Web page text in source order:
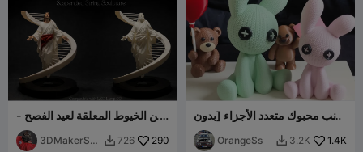
فن الخيوط المعلقة لعيد الفصح -
قيامة يسوع
3DMakerSpa
 726 290
أرنب محبوك متعدد الأجزاء [بدون
CFS]
OrangeSs  3.2K 1.4K